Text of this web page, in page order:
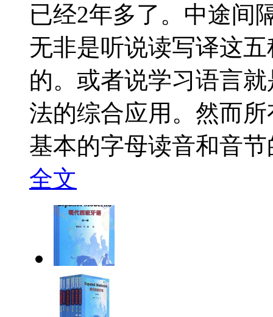
已经2年多了。中途间
无非是听说读写译这
的。或者说学习语言
法的综合应用。然而
基本的字母读音和音
全文